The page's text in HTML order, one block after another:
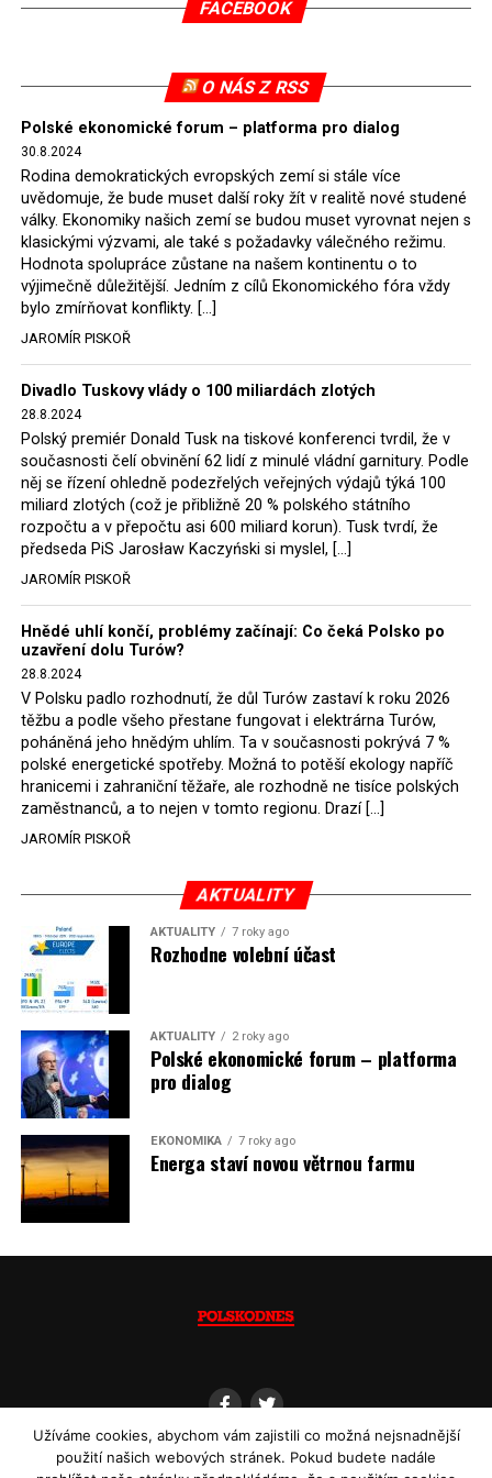
tomuto rozhodnutí nevyhověla, proto na žádost
2022, než byl tento případ z důvodu uzavření dohody
Polska s Českou republikou o odstranění příčin sporu o
důl Turów vymazán z rejstříku tribunálu. Celkem si
Polsko nechalo z přiznaných evropských fondů odečíst
asi 70 milionů eur na pokutách a 45 milionů eur
zaplatilo jako odškodnění České republice – ale jak důl,
tak elektrárna nadále fungovaly. Už tehdy zástupci
tehdejší opozice a dnes vládnoucí koalice, jako
místopředseda Občanské platformy (PO) Rafał
Hołownia, přímo řekli, že by se polská vláda měla
tomuto rozhodnutí podřídit.
Rozhodnutí polského ministra spravedlnosti jistě potěší
německé, české a polské ekology, ale i těžaře. Je těžké si
představit, že by o takové věci rozhodoval sám ministr
Bodnar. Musel získat politický souhlas vládnoucí koalice.
Stále jsou totiž platné argumenty Morawieckého vlády,
že důl i elektrárna jsou – kromě zabezpečování cca 7 %
polského energetického mixu – klíčovými podniky, spolu
se svými dceřinými společnostmi zaměstnávají cca pět
tisíc lidí. Navíc s činností dolu a elektrárny nepřímo
souvisí dalších několik desítek tisíc pracovních míst v
regionu. Zelená politika ale opět zvítězila.
Rozhodnutí polského ministra spravedlnosti jistě potěší
německé, české a polské ekology, kteří žalobu u
správního soudu podali, ale také německé a české
možná vozit své hnědé uhlí. ČEZ bude také spokojen –
škrtnutím 7 % elektřiny znamená totiž pro Polsko zcela
neplánované a nečekané skokové zvýšení závislosti na
dovozu elektřiny už od roku 2027.
Jaromír Piskoř
(psáno pro info.cz)
FACEBOOK
O NÁS Z RSS
Polské ekonomické forum – platforma pro dialog
30.8.2024
Rodina demokratických evropských zemí si stále více
uvědomuje, že bude muset další roky žít v realitě nové studené
války. Ekonomiky našich zemí se budou muset vyrovnat nejen s
klasickými výzvami, ale také s požadavky válečného režimu.
Hodnota spolupráce zůstane na našem kontinentu o to
výjimečně důležitější. Jedním z cílů Ekonomického fóra vždy
bylo zmírňovat konflikty. […]
JAROMÍR PISKOŘ
Divadlo Tuskovy vlády o 100 miliardách zlotých
28.8.2024
Polský premiér Donald Tusk na tiskové konferenci tvrdil, že v
současnosti čelí obvinění 62 lidí z minulé vládní garnitury. Podle
něj se řízení ohledně podezřelých veřejných výdajů týká 100
miliard zlotých (což je přibližně 20 % polského státního
rozpočtu a v přepočtu asi 600 miliard korun). Tusk tvrdí, že
předseda PiS Jarosław Kaczyński si myslel, […]
JAROMÍR PISKOŘ
Hnědé uhlí končí, problémy začínají: Co čeká Polsko po
uzavření dolu Turów?
28.8.2024
V Polsku padlo rozhodnutí, že důl Turów zastaví k roku 2026
těžbu a podle všeho přestane fungovat i elektrárna Turów,
poháněná jeho hnědým uhlím. Ta v současnosti pokrývá 7 %
polské energetické spotřeby. Možná to potěší ekology napříč
hranicemi i zahraniční těžaře, ale rozhodně ne tisíce polských
zaměstnanců, a to nejen v tomto regionu. Drazí […]
JAROMÍR PISKOŘ
AKTUALITY
AKTUALITY 7 roky ago
Rozhodne volební účast
AKTUALITY 2 roky ago
Polské ekonomické forum – platforma
pro dialog
EKONOMIKA 7 roky ago
Energa staví novou větrnou farmu
Užíváme cookies, abychom vám zajistili co možná nejsnadnější
použití našich webových stránek. Pokud budete nadále